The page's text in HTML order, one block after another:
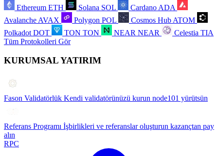
Ethereum ETH Solana SOL Cardano ADA
Avalanche AVAX Polygon POL Cosmos Hub ATOM
Polkadot DOT TON TON NEAR NEAR Celestia TIA
Tüm Protokolleri Gör
KURUMSAL YATIRIM
Fason Validatörlük Kendi validatörünüzü kurun node101 yürütsün
Referans Programı İşbirlikleri ve referanslar oluşturun kazançtan pay
alın
RPC